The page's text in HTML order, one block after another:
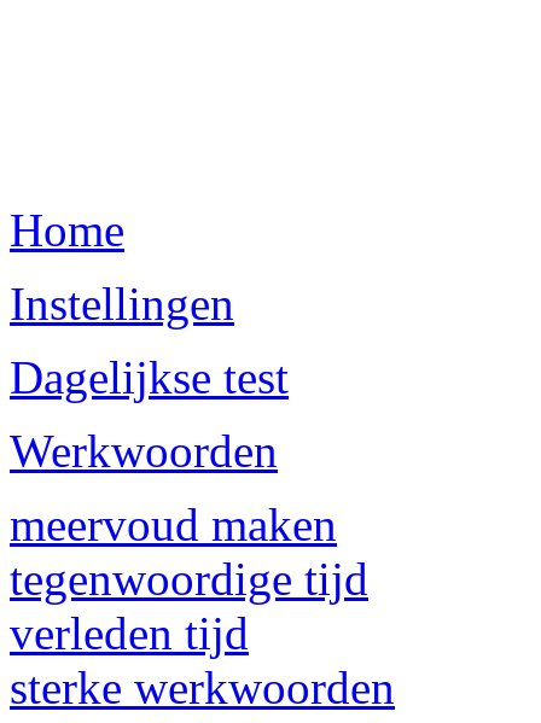
Home
Instellingen
Dagelijkse test
Werkwoorden
meervoud maken
tegenwoordige tijd
verleden tijd
sterke werkwoorden